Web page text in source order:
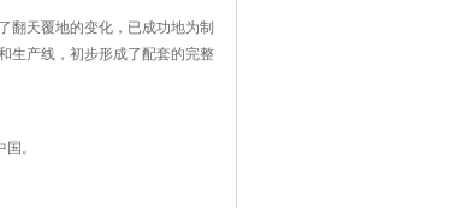
翻天覆地的变化，已成功地为制
生产线，初步形成了配套的完整
。